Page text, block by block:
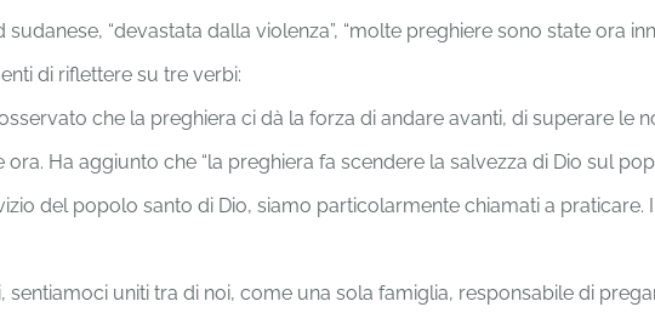
“devastata dalla violenza”, “molte preghiere sono state ora
di riflettere su tre verbi:
che la preghiera ci dà la forza di andare avanti, di superare le
Ha aggiunto che “la preghiera fa scendere la salvezza di Dio sul
del popolo santo di Dio, siamo particolarmente chiamati a praticare.
sentiamoci uniti tra di noi, come una sola famiglia, responsabile di